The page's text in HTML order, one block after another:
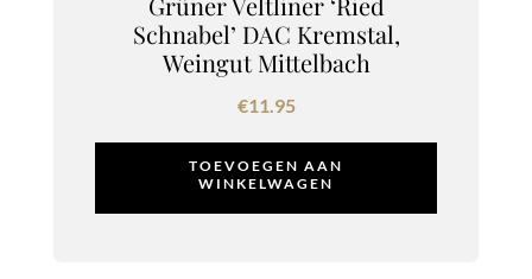
Schnabel’ DAC Kremstal,
Weingut Mittelbach
€11.95
TOEVOEGEN AAN
WINKELWAGEN